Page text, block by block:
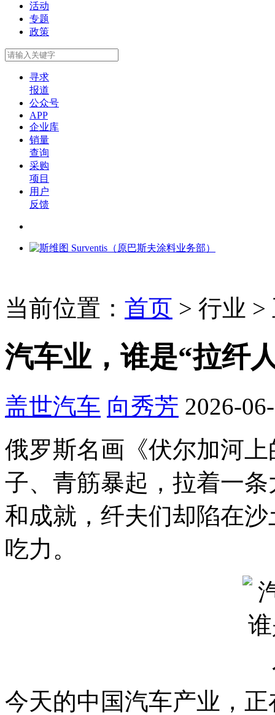
活动
专题
政策
寻求
报道
公众号
APP
企业库
销量
查询
采购
项目
用户
反馈
当前位置： 首页 > 行业 >
汽车业，谁是“拉纤
盖世汽车 向秀芳 2026-
俄罗斯名画《伏尔加河
子、青筋暴起，拉着一
和成就，纤夫们却陷在
吃力。
今天的中国汽车产业，